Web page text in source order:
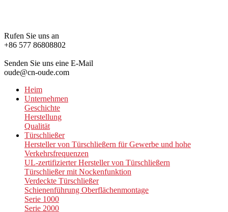
Rufen Sie uns an
+86 577 86808802
Senden Sie uns eine E-Mail
oude@cn-oude.com
Heim
Unternehmen
Geschichte
Herstellung
Qualität
Türschließer
Hersteller von Türschließern für Gewerbe und hohe
Verkehrsfrequenzen
UL-zertifizierter Hersteller von Türschließern
Türschließer mit Nockenfunktion
Verdeckte Türschließer
Schienenführung Oberflächenmontage
Serie 1000
Serie 2000